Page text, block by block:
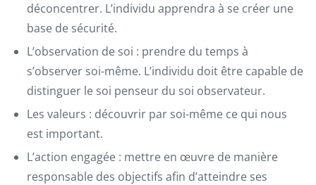
déconcentrer. L’individu apprendra à se créer une
base de sécurité.
L’observation de soi : prendre du temps à
s’observer soi-même. L’individu doit être capable de
distinguer le soi penseur du soi observateur.
Les valeurs : découvrir par soi-même ce qui nous
est important.
L’action engagée : mettre en œuvre de manière
responsable des objectifs afin d’atteindre ses